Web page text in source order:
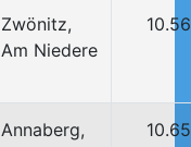
Zwönitz,
Am Niedere
Annaberg,